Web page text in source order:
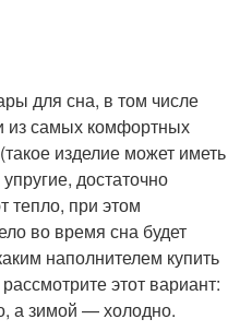
для сна, в том числе
из самых комфортных
изделие может иметь
достаточно
тепло, при этом
во время сна будет
наполнителем купить
этот вариант:
а зимой — холодно.